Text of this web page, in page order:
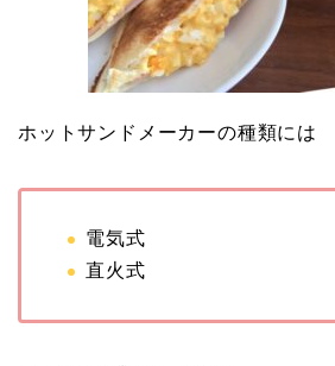
ホットサンドメーカーの種類には
電気式
直火式